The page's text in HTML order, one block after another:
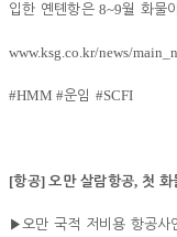
입한 옌톈항은8~9월 화물
www.ksg.co.kr/news/
#HMM #운임 #SCFI
[항공]오만 살람항공, 첫 화
▶오만 국적 저비용 항공사